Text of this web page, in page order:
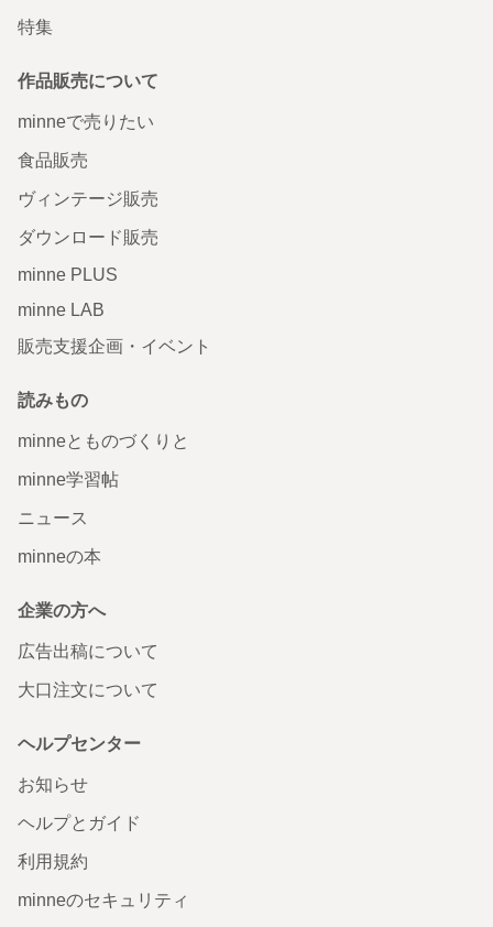
特集
作品販売について
minneで売りたい
食品販売
ヴィンテージ販売
ダウンロード販売
minne PLUS
minne LAB
販売支援企画・イベント
読みもの
minneとものづくりと
minne学習帖
ニュース
minneの本
企業の方へ
広告出稿について
大口注文について
ヘルプセンター
お知らせ
ヘルプとガイド
利用規約
minneのセキュリティ